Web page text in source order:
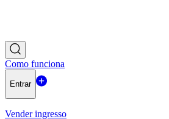
Como funciona
Entrar
Vender ingresso